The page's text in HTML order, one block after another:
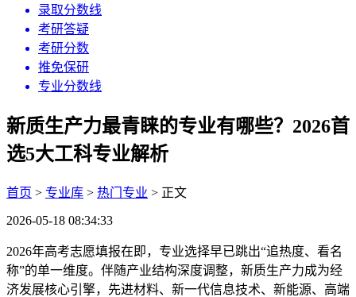
录取分数线
考研答疑
考研分数
推免保研
专业分数线
新质生产力最青睐的专业有哪些？2026首
选5大工科专业解析
首页 > 专业库 > 热门专业 > 正文
2026-05-18 08:34:33
2026年高考志愿填报在即，专业选择早已跳出“追热度、看名
称”的单一维度。伴随产业结构深度调整，新质生产力成为经
济发展核心引擎，先进材料、新一代信息技术、新能源、高端